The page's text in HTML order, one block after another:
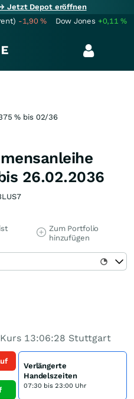
Jetzt Depot eröffnen
-1,90% Dow Jones +0,11%
% bis 02/36
26.02.2036
Zum Portfolio
hinzufügen
13:06:28 Stuttgart
Verlängerte
Handelszeiten
07:30 bis 23:00 Uhr